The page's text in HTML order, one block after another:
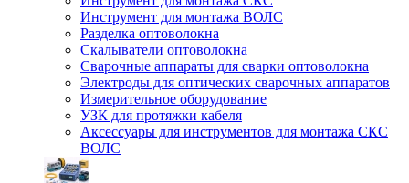
Инструмент для монтажа ВОЛС
Разделка оптоволокна
Скалыватели оптоволокна
Сварочные аппараты для сварки оптоволокна
Электроды для оптических сварочных аппаратов
Измерительное оборудование
УЗК для протяжки кабеля
Аксессуары для инструментов для монтажа СКС
ВОЛС